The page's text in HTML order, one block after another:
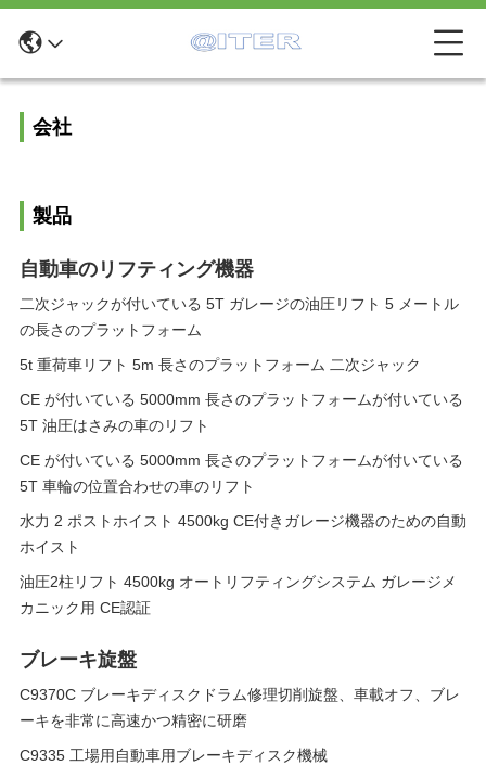
会社
製品
自動車のリフティング機器
二次ジャックが付いている 5T ガレージの油圧リフト 5 メートル
の長さのプラットフォーム
5t 重荷車リフト 5m 長さのプラットフォーム 二次ジャック
CE が付いている 5000mm 長さのプラットフォームが付いている
5T 油圧はさみの車のリフト
CE が付いている 5000mm 長さのプラットフォームが付いている
5T 車輪の位置合わせの車のリフト
水力 2 ポストホイスト 4500kg CE付きガレージ機器のための自動
ホイスト
油圧2柱リフト 4500kg オートリフティングシステム ガレージメ
カニック用 CE認証
ブレーキ旋盤
C9370C ブレーキディスクドラム修理切削旋盤、車載オフ、ブレ
ーキを非常に高速かつ精密に研磨
C9335 工場用自動車用ブレーキディスク機械